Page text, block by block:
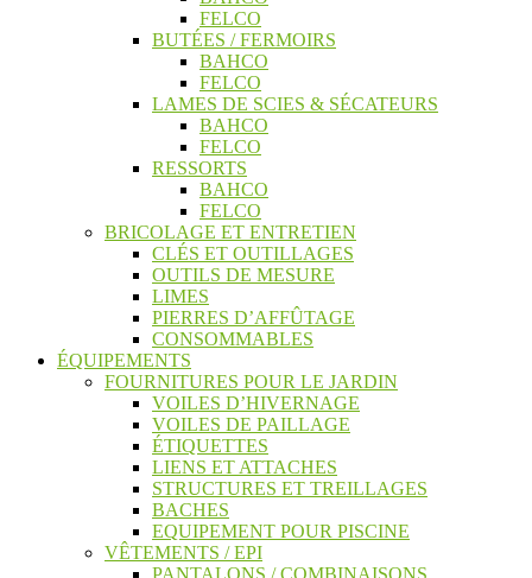
FELCO
BUTÉES / FERMOIRS
BAHCO
FELCO
LAMES DE SCIES & SÉCATEURS
BAHCO
FELCO
RESSORTS
BAHCO
FELCO
BRICOLAGE ET ENTRETIEN
CLÉS ET OUTILLAGES
OUTILS DE MESURE
LIMES
PIERRES D’AFFÛTAGE
CONSOMMABLES
ÉQUIPEMENTS
FOURNITURES POUR LE JARDIN
VOILES D’HIVERNAGE
VOILES DE PAILLAGE
ÉTIQUETTES
LIENS ET ATTACHES
STRUCTURES ET TREILLAGES
BACHES
EQUIPEMENT POUR PISCINE
VÊTEMENTS / EPI
PANTALONS / COMBINAISONS